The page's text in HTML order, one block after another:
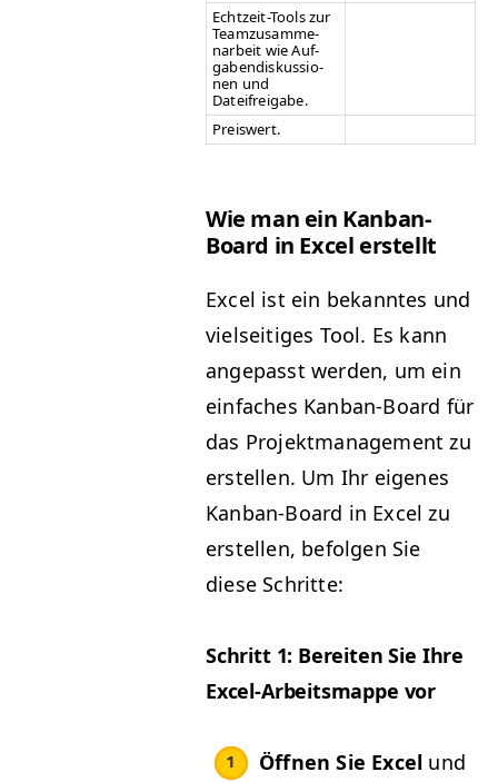
Echtzeit-Tools zur
Teamzusam­me­
nar­beit wie Auf­
gabendiskus­sio­
nen und
Dateifreigabe.
Preiswert.
Wie man ein Kan­ban-
Board in Excel erstellt
Excel ist ein bekan­ntes und
viel­seit­iges Tool. Es kann
angepasst wer­den, um ein
ein­fach­es Kan­ban-Board für
das Pro­jek­t­man­age­ment zu
erstellen. Um Ihr eigenes
Kan­ban-Board in Excel zu
erstellen, befol­gen Sie
diese Schritte:
Schritt 1: Bere­it­en Sie Ihre
Excel-Arbeitsmappe vor
Öff­nen Sie Excel und